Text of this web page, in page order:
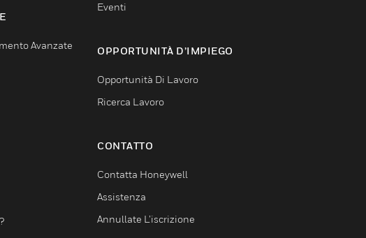
Avanzate
Eventi
OPPORTUNITÀ D’IMPIEGO
Opportunità Di Lavoro
Ricerca Lavoro
CONTATTO
Contatta Honeywell
Assistenza
Annullate L’iscrizione